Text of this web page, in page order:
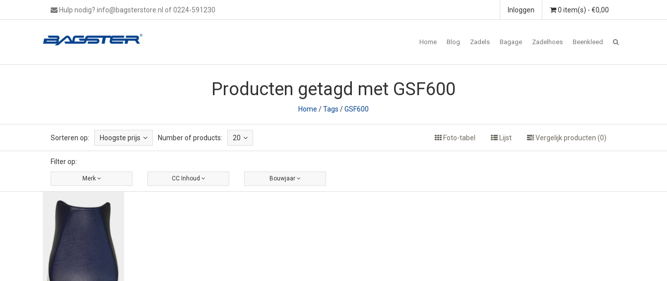
Hulp nodig? info@bagsterstore.nl of 0224-591230 0 item(s) - €0,00
Inloggen
Home Blog Zadels Bagage Zadelhoes Beenkleed
Producten getagd met GSF600
Home /Tags /GSF600
Sorteren op: Hoogste prijs Number of products: 20 Foto-tabel Lijst Vergelijk producten (0)
Filter op:
Merk CC Inhoud Bouwjaar